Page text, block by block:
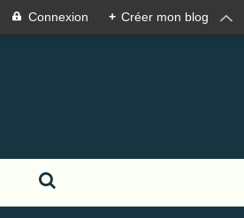
Connexion + Créer mon blog